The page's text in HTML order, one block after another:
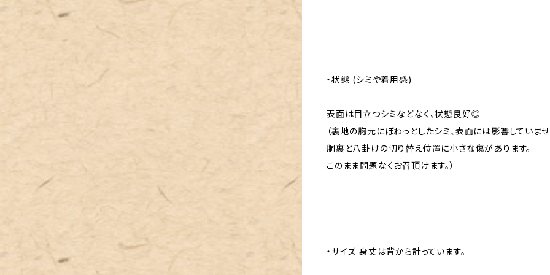
・状態 (シミや着用感)
表面は目立つシミなどなく、状態良好◎
（裏地の胸元にぼわっとしたシミ、表面には影響していませ
胴裏と八卦けの切り替え位置に小さな傷があります。
このまま問題なくお召頂けます。）
・サイズ 身丈は背から計っています。